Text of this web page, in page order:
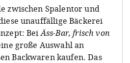
zwischen Spalentor und
unauffällige Bäckerei
BeiÄss-Bar, frisch von
große Auswahl an
Backwaren kaufen. Das